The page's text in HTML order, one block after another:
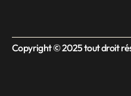
Copyright © 2025 tout droit